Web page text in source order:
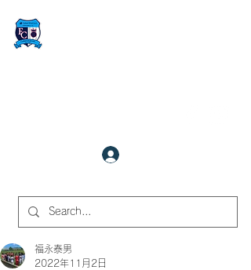
福永泰男
2022年11月2日